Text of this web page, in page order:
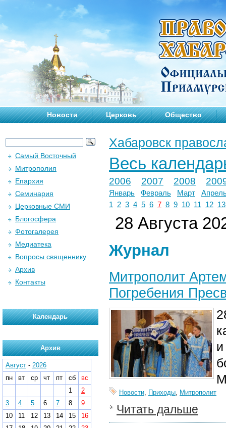
Новости Церковь Общество
Хабаровск
Весь
2006 2007 2008
Январь Февраль Март
1
2 3 4 5 6 7 8 9 10 11 12 13
28 Августа
Журнал
Митрополит
Погребения
Новости, Приходы, Митрополит
Читать дальше
Самый Восточный
Митрополия
Епархия
Семинария
Церковные СМИ
Блогосфера
Фотогалерея
Медиатека
Вопросы священнику
Архив
Контакты
Календарь
Архив
Август - 2026
пн
вт ср чт пт сб
вс
1
2
3
4 5 6 7 8
9
10
11 12 13 14 15
16